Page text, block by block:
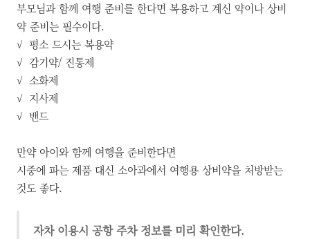
부모님과 함께 여행 준비를 한다면 복용하고 계신 약이나 상비
약 준비는 필수이다.
√ 평소 드시는 복용약
√ 감기약/ 진통제
√ 소화제
√ 지사제
√ 밴드
만약 아이와 함께 여행을 준비한다면
시중에 파는 제품 대신 소아과에서 여행용 상비약을 처방받는
것도 좋다.
자차 이용시 공항 주차 정보를 미리 확인한다.